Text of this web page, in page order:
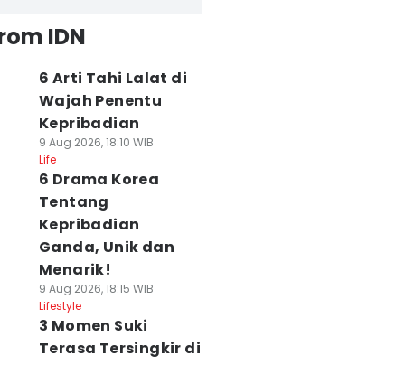
IDN
6 Arti Tahi Lalat di
Wajah Penentu
Kepribadian
9 Aug 2026, 18:10 WIB
Life
6 Drama Korea
Tentang
Kepribadian
Ganda, Unik dan
Menarik!
9 Aug 2026, 18:15 WIB
Lifestyle
3 Momen Suki
Terasa Tersingkir di